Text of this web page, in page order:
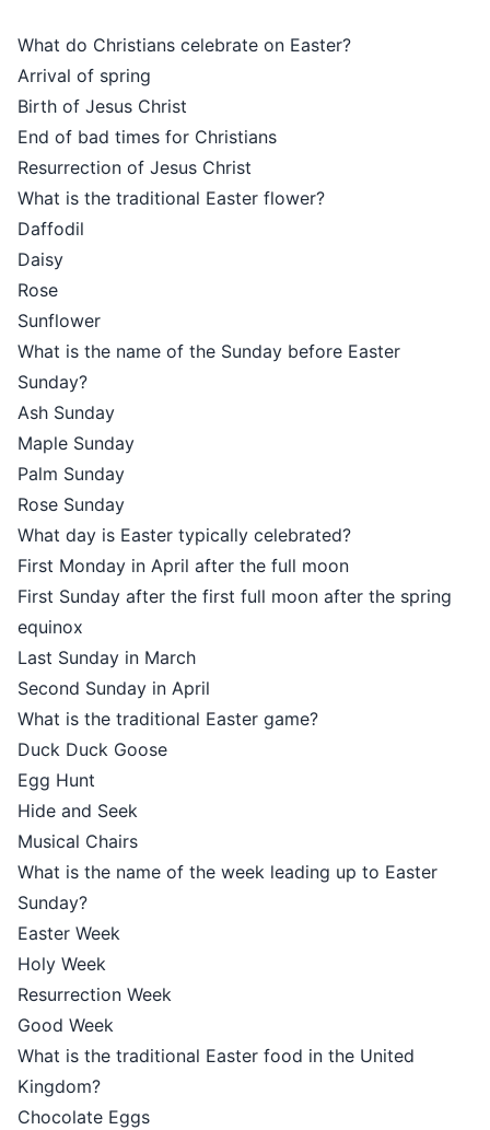
What do Christians celebrate on Easter?
Arrival of spring
Birth of Jesus Christ
End of bad times for Christians
Resurrection of Jesus Christ
What is the traditional Easter flower?
Daffodil
Daisy
Rose
Sunflower
What is the name of the Sunday before Easter
Sunday?
Ash Sunday
Maple Sunday
Palm Sunday
Rose Sunday
What day is Easter typically celebrated?
First Monday in April after the full moon
First Sunday after the first full moon after the spring
equinox
Last Sunday in March
Second Sunday in April
What is the traditional Easter game?
Duck Duck Goose
Egg Hunt
Hide and Seek
Musical Chairs
What is the name of the week leading up to Easter
Sunday?
Easter Week
Holy Week
Resurrection Week
Good Week
What is the traditional Easter food in the United
Kingdom?
Chocolate Eggs